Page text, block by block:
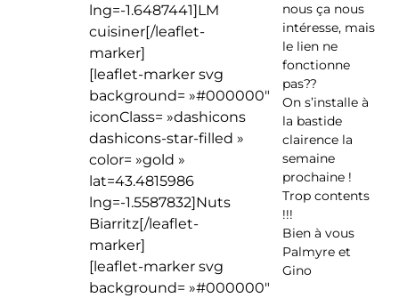
lng=-1.6487441]LM
cuisiner[/leaflet-
marker]
[leaflet-marker svg
background= »#000000″
iconClass= »dashicons
dashicons-star-filled »
color= »gold »
lat=43.4815986
lng=-1.5587832]Nuts
Biarritz[/leaflet-
marker]
[leaflet-marker svg
background= »#000000″
nous ça nous
intéresse, mais
le lien ne
fonctionne
pas??
On s’installe à
la bastide
clairence la
semaine
prochaine !
Trop contents
!!!
Bien à vous
Palmyre et
Gino